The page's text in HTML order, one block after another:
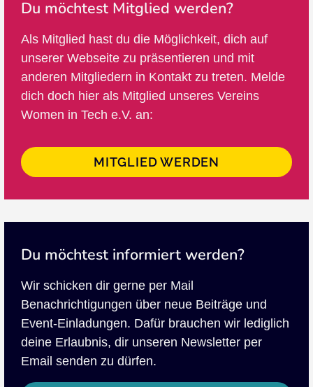
Du möchtest Mitglied werden?
Als Mitglied hast du die Möglichkeit, dich auf
unserer Webseite zu präsentieren und mit
anderen Mitgliedern in Kontakt zu treten. Melde
dich doch hier als Mitglied unseres Vereins
Women in Tech e.V. an:
MITGLIED WERDEN
Du möchtest informiert werden?
Wir schicken dir gerne per Mail
Benachrichtigungen über neue Beiträge und
Event-Einladungen. Dafür brauchen wir lediglich
deine Erlaubnis, dir unseren Newsletter per
Email senden zu dürfen.